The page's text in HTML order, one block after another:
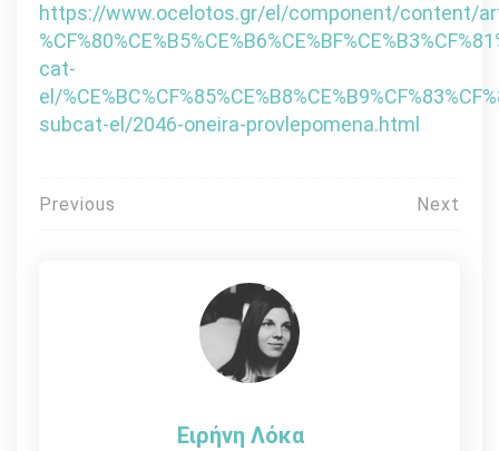
https://www.ocelotos.gr/el/component/content/
cat-
el/
subcat-el/2046-oneira-provlepomena.html
Πλοήγηση
Previous Next
Ειρήνη Λόκα